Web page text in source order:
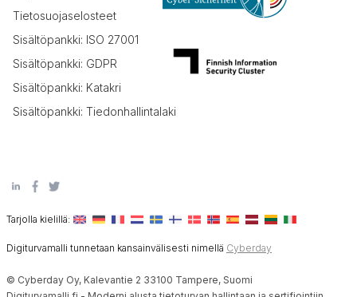
Tietosuojaselosteet
Sisältöpankki: ISO 27001
Sisältöpankki: GDPR
Sisältöpankki: Katakri
Sisältöpankki: Tiedonhallintalaki
Tarjolla kielillä:
Digiturvamalli tunnetaan kansainvälisesti nimellä Cyberday
© Cyberday Oy, Kalevantie 2 33100 Tampere, Suomi